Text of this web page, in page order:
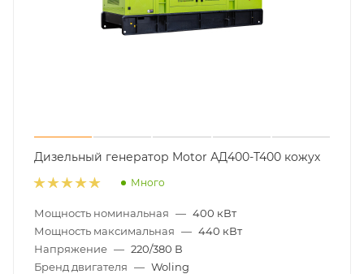
Дизельный генератор Motor АД400-T400 кожух
Много
Мощность номинальная — 400 кВт
Мощность максимальная — 440 кВт
Напряжение — 220/380 В
Бренд двигателя — Woling